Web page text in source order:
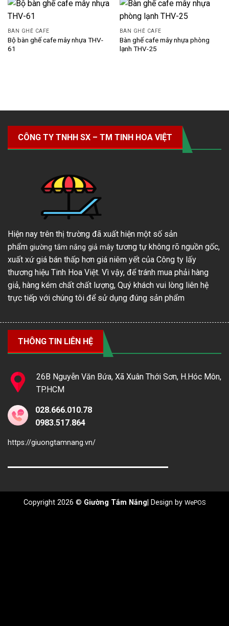
BÀN GHẾ CAFE
Bộ bàn ghế cafe mây nhựa THV-
61
BÀN GHẾ CAFE
Bàn ghế cafe mây nhựa phòng
lạnh THV-25
CÔNG TY TNHH SX – TM TINH HOA VIỆT
Hiện nay trên thị trường đã xuất hiện một số sản
phẩm giường tắm nắng giả mây tương tự không rõ nguồn gốc,
xuất xứ giá bán thấp hơn giá niêm yết của Công ty lấy
thương hiệu Tinh Hoa Việt. Vì vậy, để tránh mua phải hàng
giả, hàng kém chất chất lượng, Quý khách vui lòng liên hệ
trực tiếp với chúng tôi để sử dụng đúng sản phẩm
THÔNG TIN LIÊN HỆ
26B Nguyễn Văn Bứa, Xã Xuân Thới Sơn, H.Hóc Môn,
TP.HCM
028.666.010.78
0983.517.864
https://giuongtamnang.vn/
Copyright 2026 © Giường Tắm Nắng | Design by WePOS